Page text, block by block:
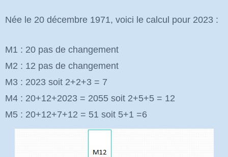
Née le 20 décembre 1971, voici le calcul pour 2023 :
M1 : 20 pas de changement
M2 : 12 pas de changement
M3 : 2023 soit 2+2+3 = 7
M4 : 20+12+2023 = 2055 soit 2+5+5 = 12
M5 : 20+12+7+12 = 51 soit 5+1 =6